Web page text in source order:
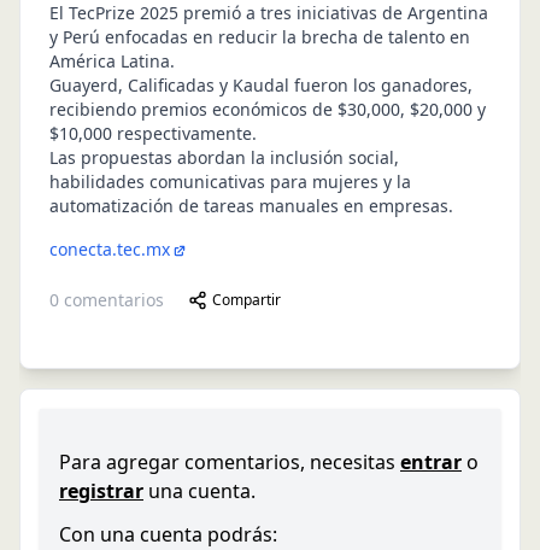
El TecPrize 2025 premió a tres iniciativas de Argentina
y Perú enfocadas en reducir la brecha de talento en
América Latina.
Guayerd, Calificadas y Kaudal fueron los ganadores,
recibiendo premios económicos de $30,000, $20,000 y
$10,000 respectivamente.
Las propuestas abordan la inclusión social,
habilidades comunicativas para mujeres y la
automatización de tareas manuales en empresas.
conecta.tec.mx
0 comentarios Compartir
Para agregar comentarios, necesitas entraro
registrar una cuenta.
Con una cuenta podrás: